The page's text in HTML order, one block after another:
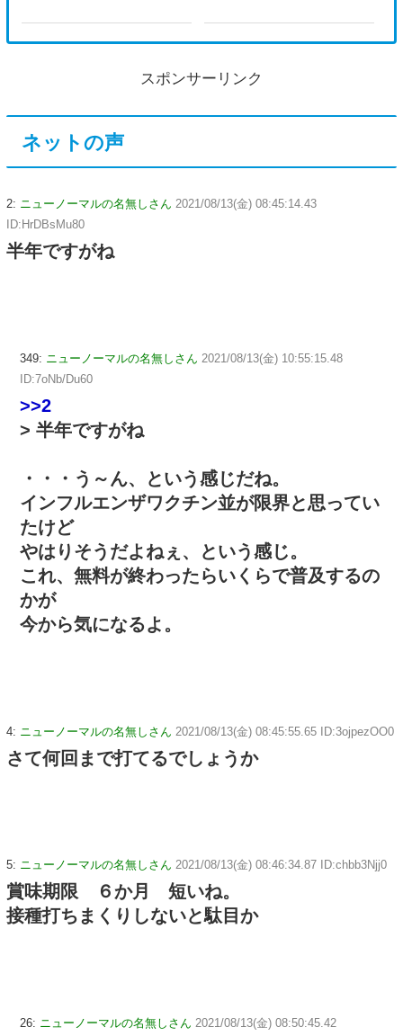
スポンサーリンク
ネットの声
2: ニューノーマルの名無しさん 2021/08/13(金) 08:45:14.43
ID:HrDBsMu80
半年ですがね
349: ニューノーマルの名無しさん 2021/08/13(金) 10:55:15.48
ID:7oNb/Du60
>>2
> 半年ですがね
・・・う～ん、という感じだね。
インフルエンザワクチン並が限界と思ってい
たけど
やはりそうだよねぇ、という感じ。
これ、無料が終わったらいくらで普及するの
かが
今から気になるよ。
4: ニューノーマルの名無しさん 2021/08/13(金) 08:45:55.65 ID:3ojpezOO0
さて何回まで打てるでしょうか
5: ニューノーマルの名無しさん 2021/08/13(金) 08:46:34.87 ID:chbb3Njj0
賞味期限 ６か月 短いね。
接種打ちまくりしないと駄目か
26: ニューノーマルの名無しさん 2021/08/13(金) 08:50:45.42